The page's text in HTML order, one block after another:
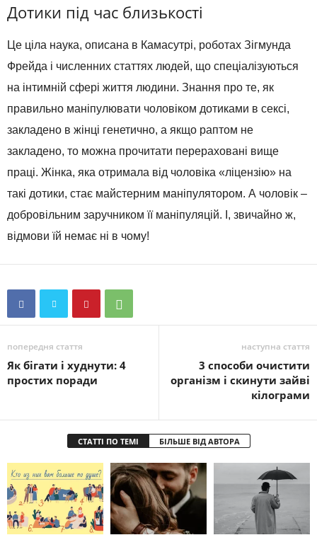
Дотики під час близькості
Це ціла наука, описана в Камасутрі, роботах Зігмунда
Фрейда і численних статтях людей, що спеціалізуються
на інтимній сфері життя людини. Знання про те, як
правильно маніпулювати чоловіком дотиками в сексі,
закладено в жінці генетично, а якщо раптом не
закладено, то можна прочитати перераховані вище
праці. Жінка, яка отримала від чоловіка «ліцензію» на
такі дотики, стає майстерним маніпулятором. А чоловік –
добровільним заручником її маніпуляцій. І, звичайно ж,
відмови їй немає ні в чому!
попередня стаття
Як бігати і худнути: 4
простих поради
наступна стаття
3 способи очистити
організм і скинути зайві
кілограми
СТАТТІ ПО ТЕМІ БІЛЬШЕ ВІД АВТОРА